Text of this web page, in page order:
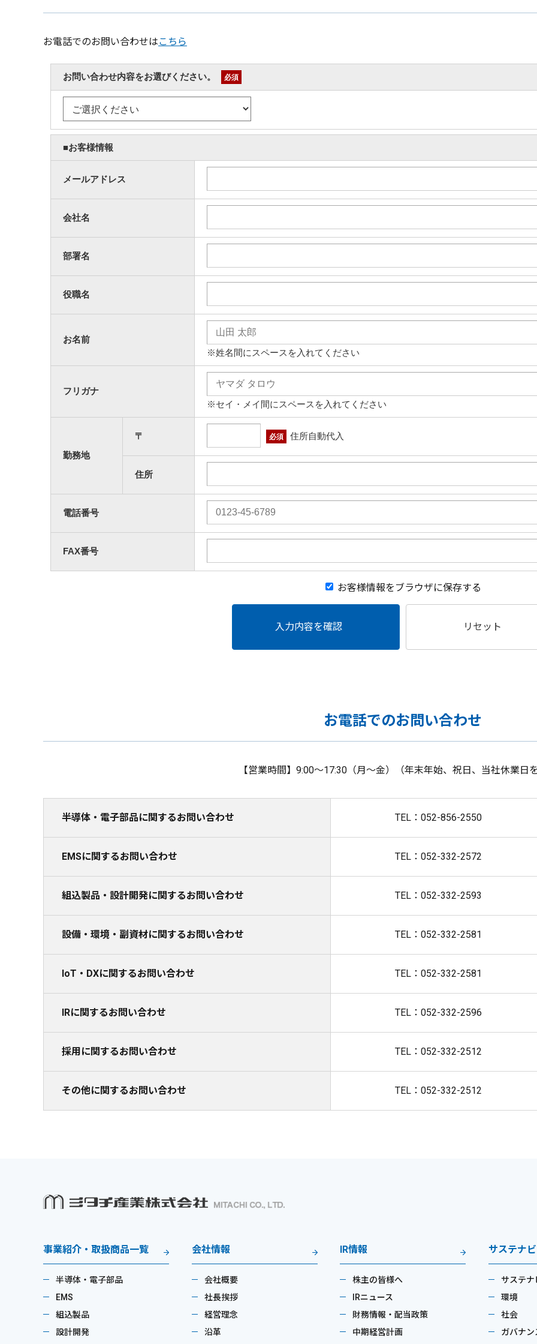
お電話でのお問い合わせはこちら
お問い合わせ内容をお選びください。 必須
■お客様情報
メールアドレス
会社名
部署名
役職名
お名前
※姓名間にスペースを入れてください
フリガナ
※セイ・メイ間にスペースを入れてください
勤務地
〒 必須 住所自動代入
住所
電話番号
FAX番号
お客様情報をブラウザに保存する
入力内容を確認 リセット
お電話でのお問い合わせ
【営業時間】9:00～17:30（月～金）（年末年始、祝日、当社休業日
半導体・電子部品に関するお問い合わせ TEL：052-856-2550
EMSに関するお問い合わせ TEL：052-332-2572
組込製品・設計開発に関するお問い合わせ TEL：052-332-2593
設備・環境・副資材に関するお問い合わせ TEL：052-332-2581
IoT・DXに関するお問い合わせ TEL：052-332-2581
IRに関するお問い合わせ TEL：052-332-2596
採用に関するお問い合わせ TEL：052-332-2512
その他に関するお問い合わせ TEL：052-332-2512
事業紹介・取扱商品一覧
半導体・電子部品
EMS
組込製品
設計開発
会社情報
会社概要
社長挨拶
経営理念
沿革
IR情報
株主の皆様へ
IRニュース
財務情報・配当政策
中期経営計画
サステナ
サステナ
環境
社会
ガバナン